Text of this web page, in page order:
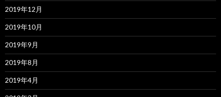
2019年12月
2019年10月
2019年9月
2019年8月
2019年4月